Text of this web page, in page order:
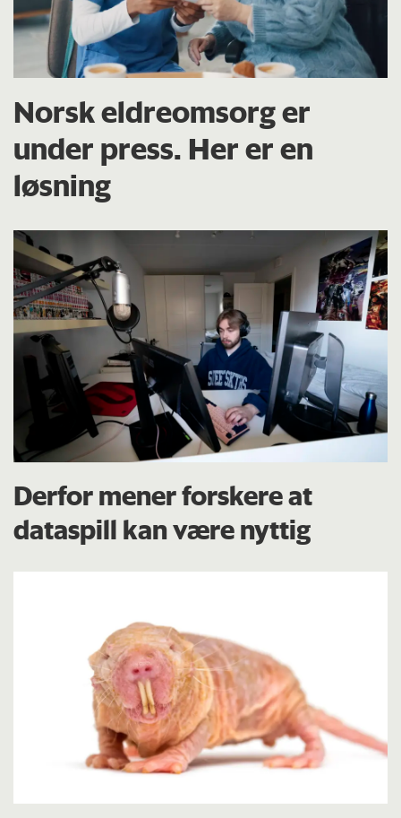
Norsk eldreomsorg er
under press. Her er en
løsning
Derfor mener forskere at
dataspill kan være nyttig